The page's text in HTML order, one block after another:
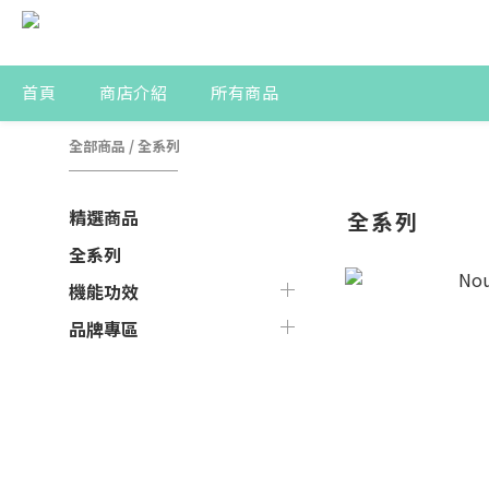
首頁 商店介紹 所有商品
全部商品 /全系列
精選商品
全系列
機能功效
品牌專區
全系列